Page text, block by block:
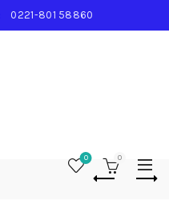
0221-801 58860
0 0